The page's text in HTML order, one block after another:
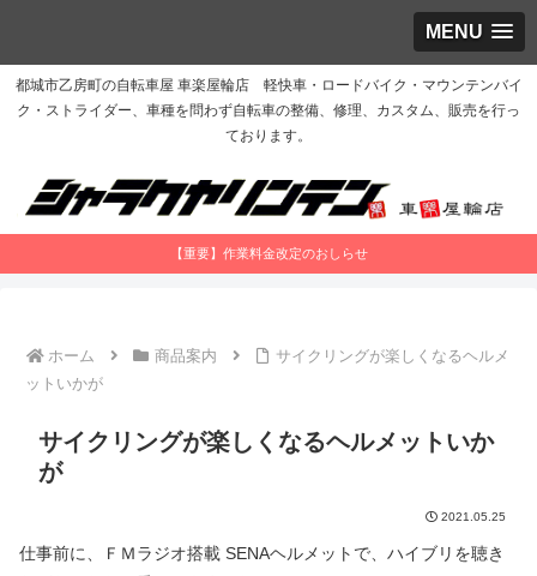
MENU
都城市乙房町の自転車屋 車楽屋輪店 軽快車・ロードバイク・マウンテンバイ
ク・ストライダー、車種を問わず自転車の整備、修理、カスタム、販売を行っ
ております。
【重要】作業料金改定のおしらせ
ホーム 商品案内
サイクリングが楽しくなるヘルメ
ットいかが
サイクリングが楽しくなるヘルメットいか
が
2021.05.25
仕事前に、ＦＭラジオ搭載 SENAヘルメットで、ハイブリを聴き